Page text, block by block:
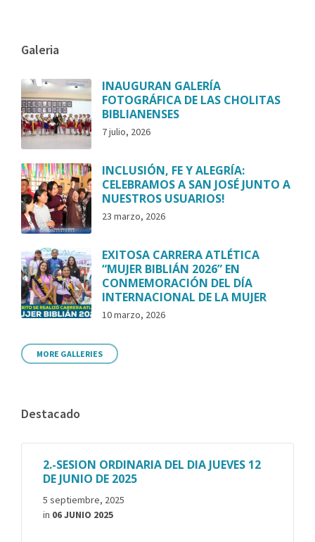
Galeria
INAUGURAN GALERÍA
FOTOGRÁFICA DE LAS CHOLITAS
BIBLIANENSES
7 julio, 2026
INCLUSIÓN, FE Y ALEGRÍA:
CELEBRAMOS A SAN JOSÉ JUNTO A
NUESTROS USUARIOS!
23 marzo, 2026
EXITOSA CARRERA ATLÉTICA
“MUJER BIBLIÁN 2026” EN
CONMEMORACIÓN DEL DÍA
INTERNACIONAL DE LA MUJER
10 marzo, 2026
MORE GALLERIES
Destacado
2.-SESION ORDINARIA DEL DIA JUEVES 12
DE JUNIO DE 2025
5 septiembre, 2025
in 06 JUNIO 2025